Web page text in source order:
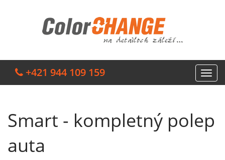
+421 944 109 159
Smart - kompletný polep
auta